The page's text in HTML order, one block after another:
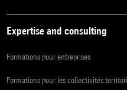
Expertise and consulting
Formations pour entreprises
Formations pour les collectivités